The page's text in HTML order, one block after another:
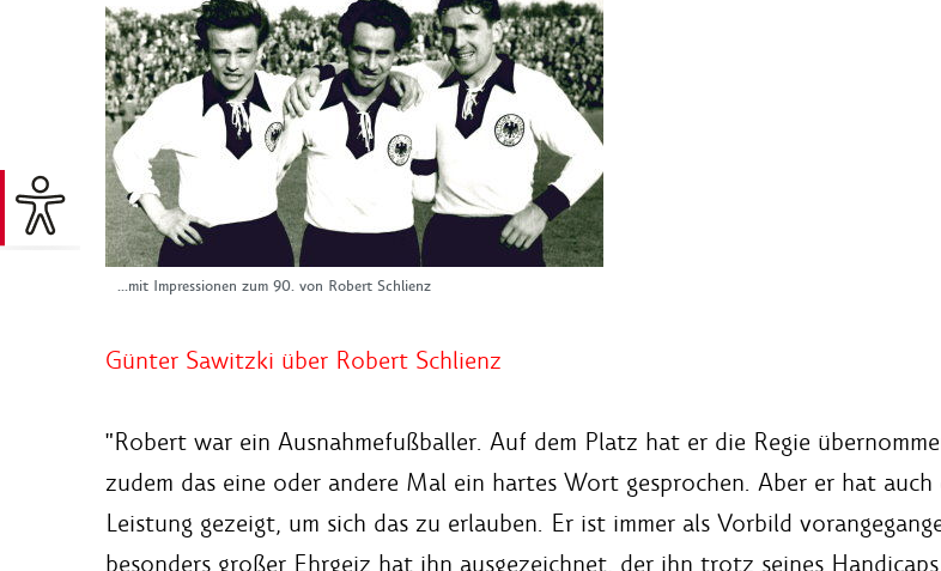
...mit Impressionen zum 90. von Robert Schlienz
Günter Sawitzki über Robert Schlienz
"Robert war ein Ausnahmefußballer. Auf dem Platz hat er die Regie
zudem das eine oder andere Mal ein hartes Wort gesprochen. Aber er hat auch
Leistung gezeigt, um sich das zu erlauben. Er ist immer als Vorbild
besonders großer Ehrgeiz hat ihn ausgezeichnet, der ihn trotz seines Handicaps